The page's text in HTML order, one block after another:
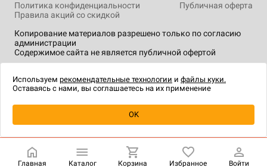
Уведомить о наличии
Копирование материалов разрешено только по согласию
администрации
Содержимое сайта не является публичной офертой
Политика конфиденциальности
Публичная оферта
Правила акций со скидкой
технологии.
Главная Каталог Корзина Избранное Войти
Используем рекомендательные технологии и файлы куки.
Оставаясь с нами, вы соглашаетесь на их применение
OK